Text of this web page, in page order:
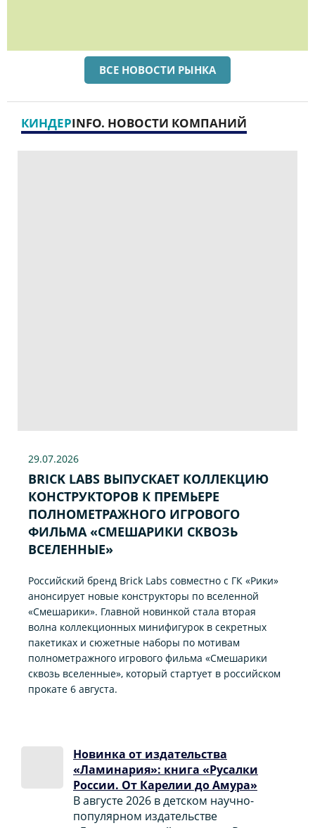
ВСЕ НОВОСТИ РЫНКА
КИНДЕРINFO. НОВОСТИ КОМПАНИЙ
29.07.2026
BRICK LABS ВЫПУСКАЕТ КОЛЛЕКЦИЮ
КОНСТРУКТОРОВ К ПРЕМЬЕРЕ
ПОЛНОМЕТРАЖНОГО ИГРОВОГО
ФИЛЬМА «CМЕШАРИКИ СКВОЗЬ
ВСЕЛЕННЫЕ»
Российский бренд Brick Labs совместно с ГК «Рики»
анонсирует новые конструкторы по вселенной
«Смешарики». Главной новинкой стала вторая
волна коллекционных минифигурок в секретных
пакетиках и сюжетные наборы по мотивам
полнометражного игрового фильма «Смешарики
сквозь вселенные», который стартует в российском
прокате 6 августа.
Новинка от издательства
«Ламинария»: книга «Русалки
России. От Карелии до Амура»
В августе 2026 в детском научно-
популярном издательстве